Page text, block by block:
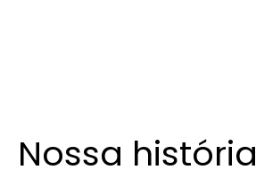
Nossa história